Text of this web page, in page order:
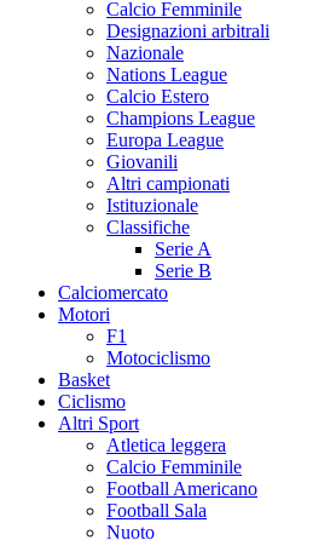
Calcio Femminile
Designazioni arbitrali
Nazionale
Nations League
Calcio Estero
Champions League
Europa League
Giovanili
Altri campionati
Istituzionale
Classifiche
Serie A
Serie B
Calciomercato
Motori
F1
Motociclismo
Basket
Ciclismo
Altri Sport
Atletica leggera
Calcio Femminile
Football Americano
Football Sala
Nuoto